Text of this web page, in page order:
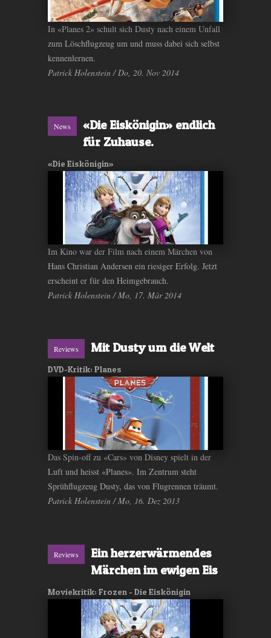
In «Planes 2» schult sich Dusty nach einem Unfall
zum Löschflugzeug um und muss dabei sich selbst
kennenlernen.
Patrick Holenstein / Do, 20. Nov 2014
News
«Die Eiskönigin» endlich
für Zuhause.
«Die Eiskönigin»
Im Kino war der Film nach einem Märchen von
Hans Christian Andersen ein riesiger Erfolg. Jetzt
erscheint er für den Heimgebrauch.
Patrick Holenstein / Mo, 17. Mär 2014
Reviews Mit Dusty um die Welt
DVD-Kritik: Planes
Das Spin-off zu «Cars» von Disney spielt in der
Luft und heisst «Planes». Im Zentrum steht
Sprühflugzeug Dusty, das von Flugrennen träumt.
Patrick Holenstein / Mo, 16. Dez 2013
Reviews
Ein herzerwärmendes
Märchen im ewigen Eis
Moviekritik: Frozen - Die Eiskönigin